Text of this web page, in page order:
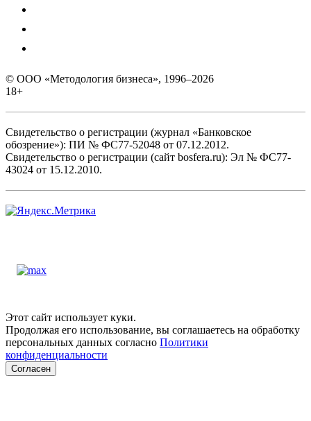
© ООО «Методология бизнеса», 1996–2026
18+
Свидетельство о регистрации (журнал «Банковское
обозрение»): ПИ № ФС77-52048 от 07.12.2012.
Свидетельство о регистрации (сайт bosfera.ru): Эл № ФС77-
43024 от 15.12.2010.
Этот сайт использует куки.
Продолжая его использование, вы соглашаетесь на обработку
персональных данных согласно Политики
конфиденциальности
Согласен